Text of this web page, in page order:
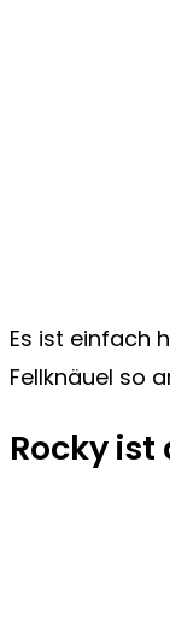
Es ist einfach
Fellknäuel so
Rocky